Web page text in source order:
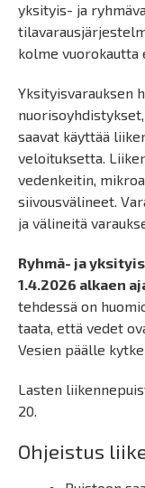
yksityis- ja
kolme vuorokautta
Yksityisvarauksen
saavat käyttää
veloituksetta.
vedenkeitin,
siivousvälineet.
ja välineitä
Ryhmä- ja
1.4.2026 alkaen
tehdessä on
taata, että vedet
Vesien päälle
Lasten
20.
Ohjeistus